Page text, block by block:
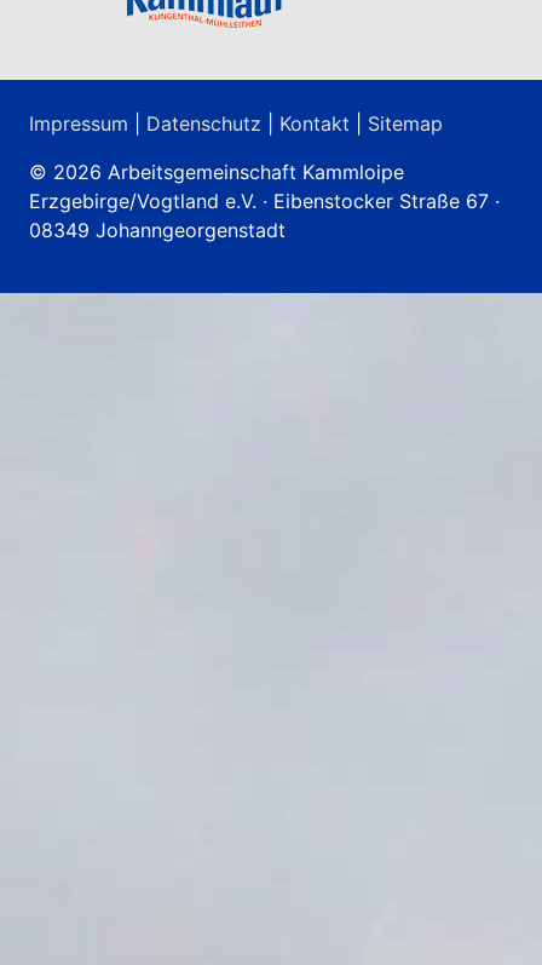
Impressum Datenschutz Kontakt
Sitemap
© 2026 Arbeitsgemeinschaft Kammloipe
Erzgebirge/Vogtland e.V. · Eibenstocker Straße 67 ·
08349 Johanngeorgenstadt